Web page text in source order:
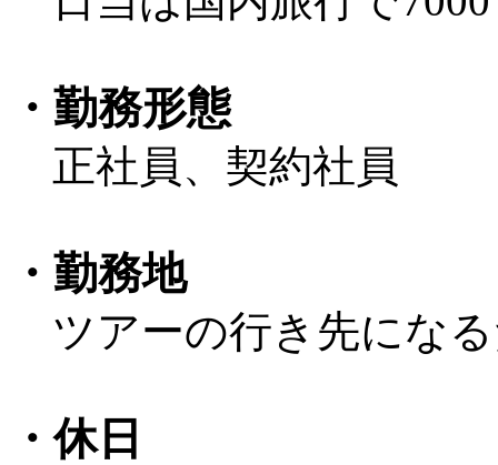
・勤務形態
正社員、契約社員
・勤務地
ツアーの行き先にな
・休日